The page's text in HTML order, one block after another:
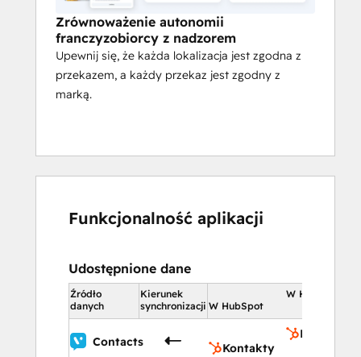
zgodność z przepisami
Wspieraj franczyzobiorców, jednocześnie
egzekwując wytyczne dotyczące tonu i
przestrzegania przepisów.
Zrównoważenie autonomii
franczyzobiorcy z nadzorem
Upewnij się, że każda lokalizacja jest zgodna z
przekazem, a każdy przekaz jest zgodny z
marką.
Funkcjonalność aplikacji
Udostępnione dane
Źródło
danych
Kierunek
synchronizacji
W HubSpot
W HubSpot
Contacts
Kontakty
Kontakty